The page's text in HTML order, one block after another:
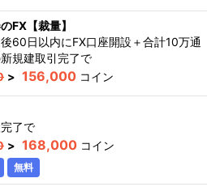
FX【裁量】
60日以内にFX口座開設＋合計10万通
規建取引完了で
> 156,000 コイン
了で
> 168,000 コイン
無料